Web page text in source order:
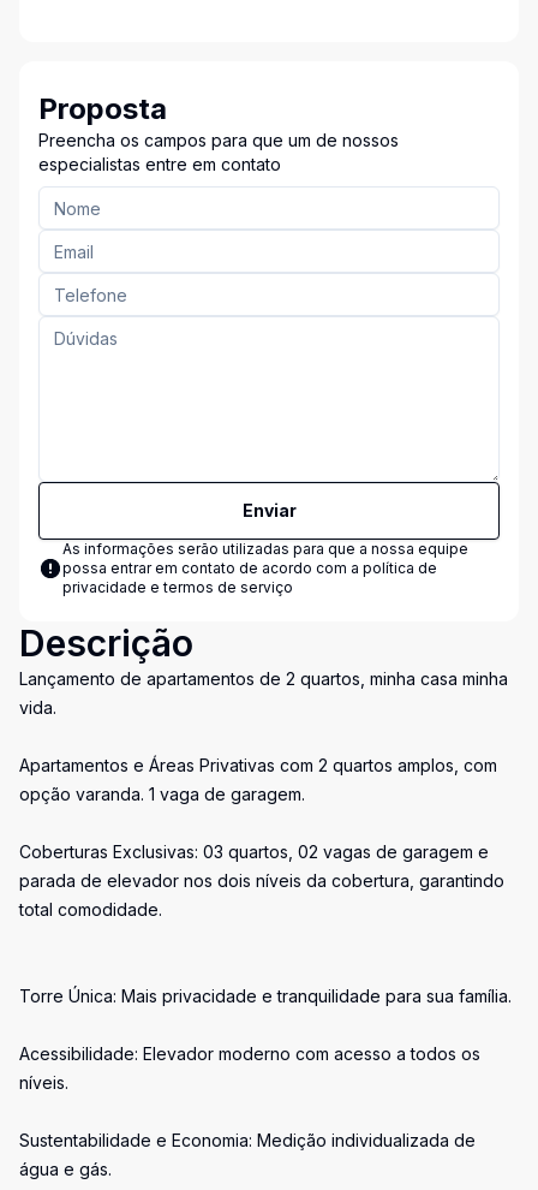
Proposta
Preencha os campos para que um de nossos
especialistas entre em contato
Enviar
As informações serão utilizadas para que a nossa equipe
possa entrar em contato de acordo com a política de
privacidade e termos de serviço
Descrição
Lançamento de apartamentos de 2 quartos, minha casa minha
vida.
Apartamentos e Áreas Privativas com 2 quartos amplos, com
opção varanda. 1 vaga de garagem.
Coberturas Exclusivas: 03 quartos, 02 vagas de garagem e
parada de elevador nos dois níveis da cobertura, garantindo
total comodidade.
Torre Única: Mais privacidade e tranquilidade para sua família.
Acessibilidade: Elevador moderno com acesso a todos os
níveis.
Sustentabilidade e Economia: Medição individualizada de
água e gás.